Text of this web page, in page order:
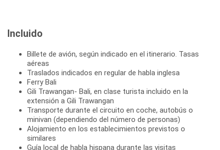
Incluido
Billete de avión, según indicado en el itinerario. Tasas
aéreas
Traslados indicados en regular de habla inglesa
Ferry Bali
Gili Trawangan- Bali, en clase turista incluido en la
extensión a Gili Trawangan
Transporte durante el circuito en coche, autobús o
minivan (dependiendo del número de personas)
Alojamiento en los establecimientos previstos o
similares
Guía local de habla hispana durante las visitas